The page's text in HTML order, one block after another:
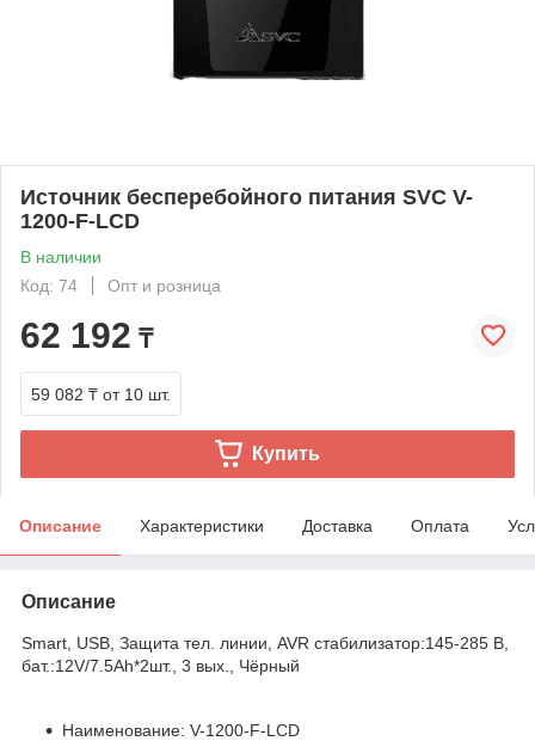
Источник бесперебойного питания SVC V-
1200-F-LCD
В наличии
Код: 74
Опт и розница
62 192 ₸
59 082 ₸ от 10 шт.
Купить
Описание Характеристики Доставка Оплата
Описание
Smart, USB, Защита тел. линии, AVR стабилизатор:145-285 В,
бат.:12V/7.5Ah*2шт., 3 вых., Чёрный
Наименование: V-1200-F-LCD